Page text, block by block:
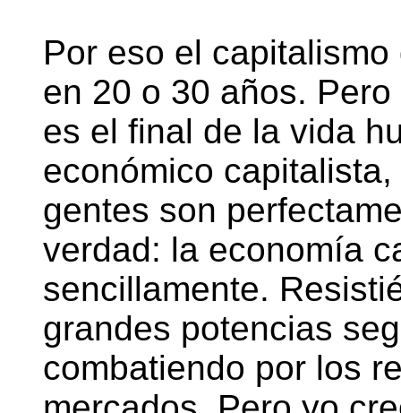
Por eso el
en 20 o 30 años.
es el final de la vida
económico
gentes son
verdad: la economía
sencillamente.
grandes potencias
combatiendo por los